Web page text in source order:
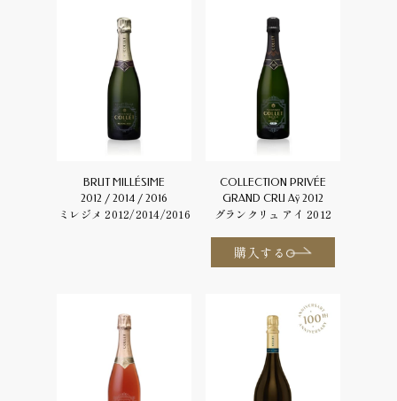
BRUT MILLÉSIME
2012 / 2014 / 2016
ミレジメ 2012/2014/2016
COLLECTION PRIVÉE
GRAND CRU Aÿ 2012
グランクリュ アイ 2012
購入する